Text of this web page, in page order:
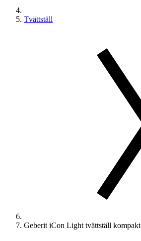
Tvättställ
Geberit iCon Light tvättställ kompakt